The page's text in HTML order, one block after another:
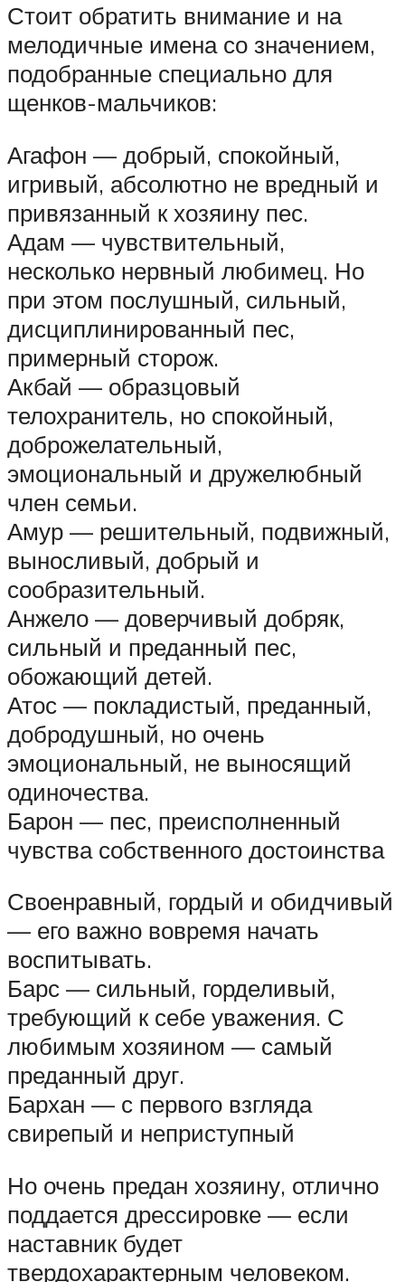
Стоит обратить внимание и на
мелодичные имена со значением,
подобранные специально для
щенков-мальчиков:
Агафон — добрый, спокойный,
игривый, абсолютно не вредный и
привязанный к хозяину пес.
Адам — чувствительный,
несколько нервный любимец. Но
при этом послушный, сильный,
дисциплинированный пес,
примерный сторож.
Акбай — образцовый
телохранитель, но спокойный,
доброжелательный,
эмоциональный и дружелюбный
член семьи.
Амур — решительный, подвижный,
выносливый, добрый и
сообразительный.
Анжело — доверчивый добряк,
сильный и преданный пес,
обожающий детей.
Атос — покладистый, преданный,
добродушный, но очень
эмоциональный, не выносящий
одиночества.
Барон — пес, преисполненный
чувства собственного достоинства
Своенравный, гордый и обидчивый
— его важно вовремя начать
воспитывать.
Барс — сильный, горделивый,
требующий к себе уважения. С
любимым хозяином — самый
преданный друг.
Бархан — с первого взгляда
свирепый и неприступный
Но очень предан хозяину, отлично
поддается дрессировке — если
наставник будет
твердохарактерным человеком.